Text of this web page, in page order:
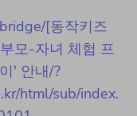
[동작키즈
모-자녀 체험 프
' 안내/?
html/sub/index.